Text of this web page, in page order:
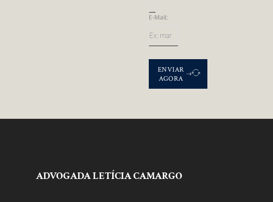
E-Mail:
ENVIAR
AGORA
ADVOGADA LETÍCIA CAMARGO